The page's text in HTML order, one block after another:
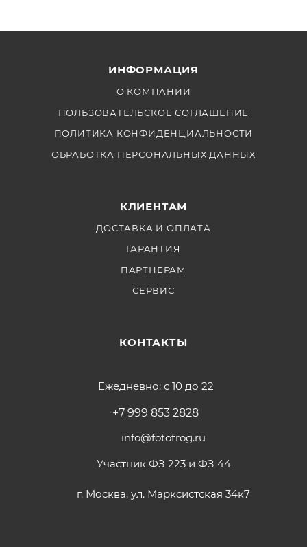
ИНФОРМАЦИЯ
О КОМПАНИИ
ПОЛЬЗОВАТЕЛЬСКОЕ СОГЛАШЕНИЕ
ПОЛИТИКА КОНФИДЕНЦИАЛЬНОСТИ
ОБРАБОТКА ПЕРСОНАЛЬНЫХ ДАННЫХ
КЛИЕНТАМ
ДОСТАВКА И ОПЛАТА
ГАРАНТИЯ
ПАРТНЕРАМ
СЕРВИС
КОНТАКТЫ
Ежедневно: с 10 до 22
+7 999 853 2828
info@fotofrog.ru
Участник ФЗ 223 и ФЗ 44
г. Москва, ул. Марксистская 34к7